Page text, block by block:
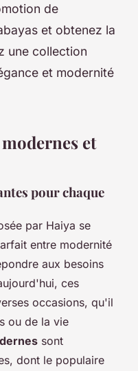
de
et obtenez la
une collection
et modernité
et
pour chaque
par Haiya se
entre modernité
aux besoins
ces
occasions, qu'il
ou de la vie
sont
dont le populaire